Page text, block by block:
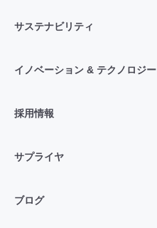
サステナビリティ
イノベーション & テクノロジー
採用情報
サプライヤ
ブログ